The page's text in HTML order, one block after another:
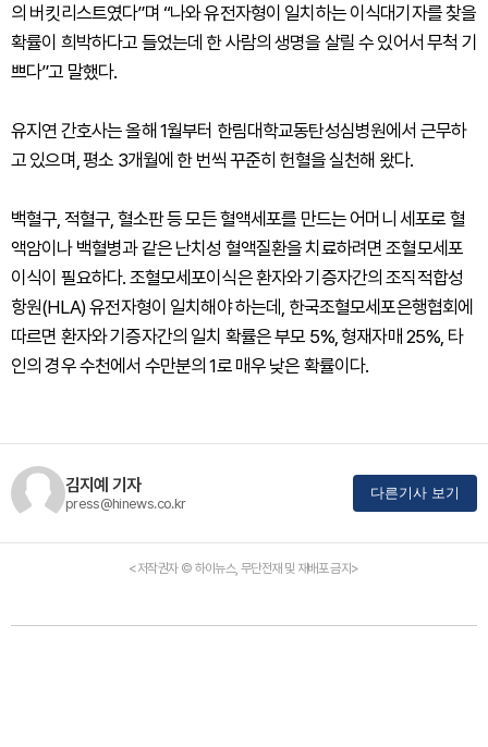
의 버킷리스트였다”며 “나와 유전자형이 일치하는 이식대기자를 찾을
확률이 희박하다고 들었는데 한 사람의 생명을 살릴 수 있어서 무척 기
쁘다”고 말했다.
유지연 간호사는 올해 1월부터 한림대학교동탄성심병원에서 근무하
고 있으며, 평소 3개월에 한 번씩 꾸준히 헌혈을 실천해 왔다.
백혈구, 적혈구, 혈소판 등 모든 혈액세포를 만드는 어머니 세포로 혈
액암이나 백혈병과 같은 난치성 혈액질환을 치료하려면 조혈모세포
이식이 필요하다. 조혈모세포이식은 환자와 기증자간의 조직적합성
항원(HLA) 유전자형이 일치해야 하는데, 한국조혈모세포은행협회에
따르면 환자와 기증자간의 일치 확률은 부모 5%, 형재자매 25%, 타
인의 경우 수천에서 수만분의 1로 매우 낮은 확률이다.
김지예 기자
press@hinews.co.kr
다른기사 보기
<저작권자 © 하이뉴스, 무단전재 및 재배포 금지>